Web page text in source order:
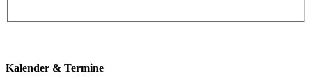
Kalender & Termine